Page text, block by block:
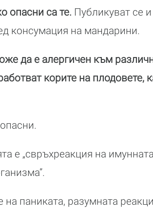
опасни са те. Публикуват се
консумация на мандарини.
да е алергичен към
корите на плодовете,
е „свръхреакция на
паниката, разумната